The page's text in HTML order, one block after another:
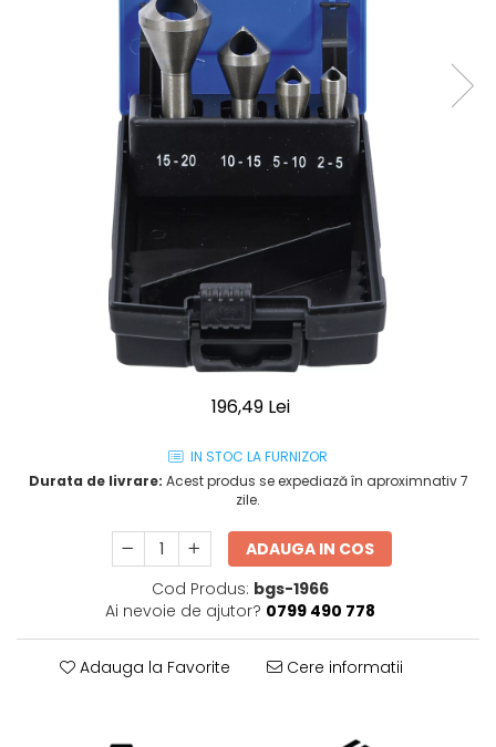
196,49 Lei
IN STOC LA FURNIZOR
Durata de livrare: Acest produs se expediază în aproximnativ 7
zile.
ADAUGA IN COS
Cod Produs: bgs-1966
Ai nevoie de ajutor? 0799 490 778
Adauga la Favorite Cere informatii